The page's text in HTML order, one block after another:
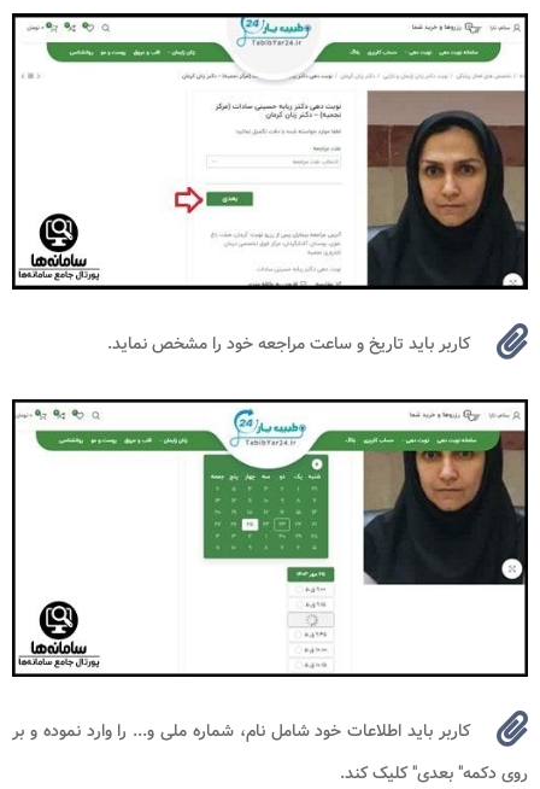
کاربر باید تاریخ و ساعت مراجعه خود را مشخص نماید.
کاربر باید اطلاعات خود شامل نام، شماره ملی و... را وارد نموده و بر
روی دکمه" بعدی" کلیک کند.